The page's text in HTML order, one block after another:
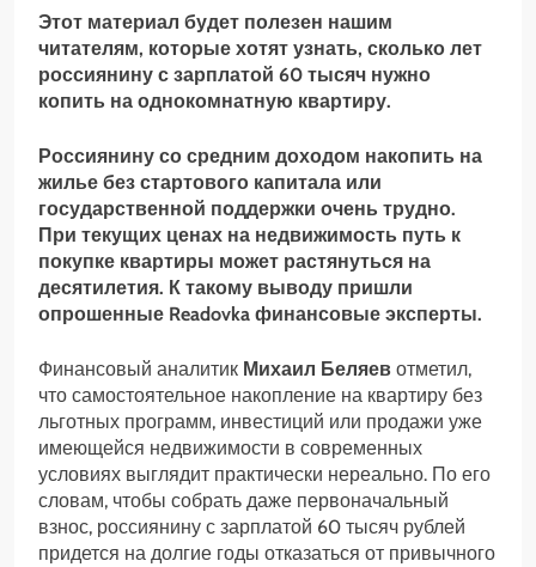
Этот материал будет полезен нашим
читателям, которые хотят узнать, сколько лет
россиянину с зарплатой 60 тысяч нужно
копить на однокомнатную квартиру.
Россиянину со средним доходом накопить на
жилье без стартового капитала или
государственной поддержки очень трудно.
При текущих ценах на недвижимость путь к
покупке квартиры может растянуться на
десятилетия. К такому выводу пришли
опрошенные Readovka финансовые эксперты.
Финансовый аналитик Михаил Беляев отметил,
что самостоятельное накопление на квартиру без
льготных программ, инвестиций или продажи уже
имеющейся недвижимости в современных
условиях выглядит практически нереально. По его
словам, чтобы собрать даже первоначальный
взнос, россиянину с зарплатой 60 тысяч рублей
придется на долгие годы отказаться от привычного